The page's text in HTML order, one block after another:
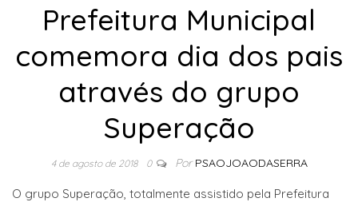
Prefeitura Municipal
comemora dia dos pais
através do grupo
Superação
4 de agosto de 2018 0 Por PSAOJOAODASERRA
O grupo Superação, totalmente assistido pela Prefeitura